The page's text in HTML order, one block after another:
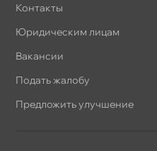
Контакты
Юридическим лицам
акансии
Подать жалобу
Предложить улучшение